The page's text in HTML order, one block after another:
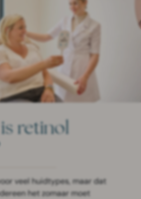
retinol
veel huidtypes, maar dat
het zomaar moet